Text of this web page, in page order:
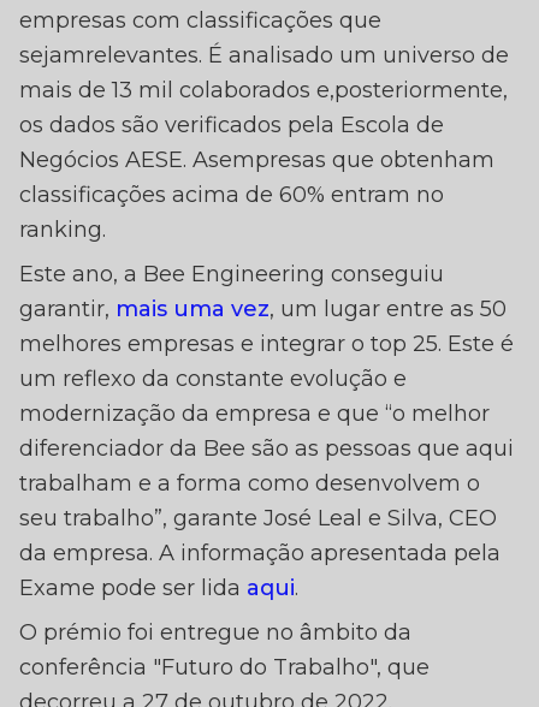
empresas com classificações que
sejamrelevantes. É analisado um universo de
mais de 13 mil colaborados e,posteriormente,
os dados são verificados pela Escola de
Negócios AESE. Asempresas que obtenham
classificações acima de 60% entram no
ranking.
Este ano, a Bee Engineering conseguiu
garantir, mais uma vez, um lugar entre as 50
melhores empresas e integrar o top 25. Este é
um reflexo da constante evolução e
modernização da empresa e que “o melhor
diferenciador da Bee são as pessoas que aqui
trabalham e a forma como desenvolvem o
seu trabalho”, garante José Leal e Silva, CEO
da empresa. A informação apresentada pela
Exame pode ser lida aqui.
O prémio foi entregue no âmbito da
conferência "Futuro do Trabalho", que